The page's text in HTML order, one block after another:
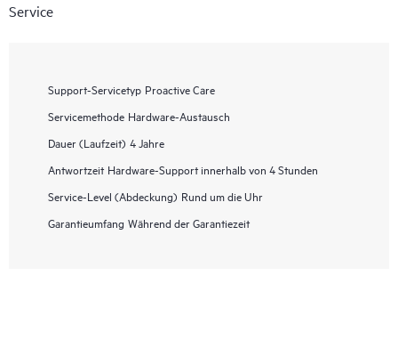
Service
Support-Servicetyp Proactive Care
Servicemethode Hardware-Austausch
Dauer (Laufzeit) 4 Jahre
Antwortzeit Hardware-Support innerhalb von 4 Stunden
Service-Level (Abdeckung) Rund um die Uhr
Garantieumfang Während der Garantiezeit